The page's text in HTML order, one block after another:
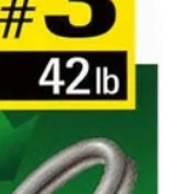
後付」服務完成之交
相關給付款項請求債
同意方可使用
本公司不負相關責